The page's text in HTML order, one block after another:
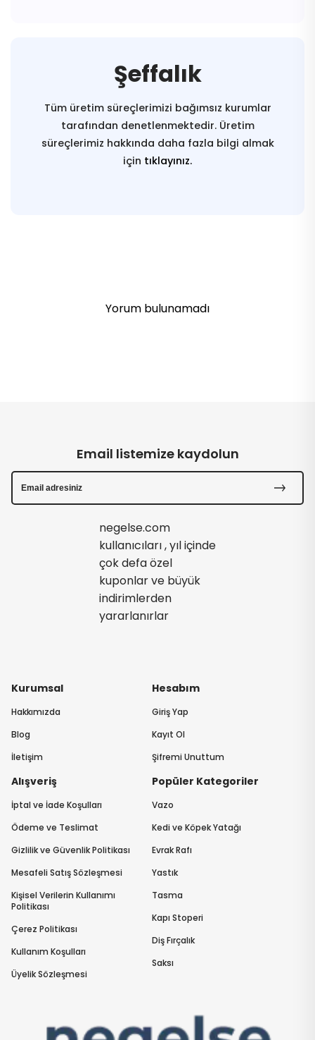
Şeffalık
Tüm üretim süreçlerimizi bağımsız kurumlar
tarafından denetlenmektedir. Üretim
süreçlerimiz hakkında daha fazla bilgi almak
için tıklayınız.
Yorum bulunamadı
Kurumsal
Hakkımızda
Blog
İletişim
Hesabım
Giriş Yap
Kayıt Ol
Şifremi Unuttum
Alışveriş
İptal ve İade Koşulları
Ödeme ve Teslimat
Gizlilik ve Güvenlik Politikası
Mesafeli Satış Sözleşmesi
Kişisel Verilerin Kullanımı
Politikası
Çerez Politikası
Kullanım Koşulları
Üyelik Sözleşmesi
Popüler Kategoriler
Vazo
Kedi ve Köpek Yatağı
Evrak Rafı
Yastık
Tasma
Kapı Stoperi
Diş Fırçalık
Saksı
Email listemize kaydolun
negelse.com
kullanıcıları , yıl içinde
çok defa özel
kuponlar ve büyük
indirimlerden
yararlanırlar